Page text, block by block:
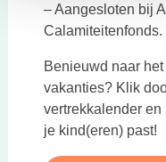
– Aangesloten bij
Calamiteitenfonds.
Benieuwd naar
vakanties? Klik
vertrekkalender
je kind(eren) past!